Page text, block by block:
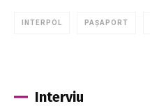
INTERPOL PAȘAPORT
Interviu